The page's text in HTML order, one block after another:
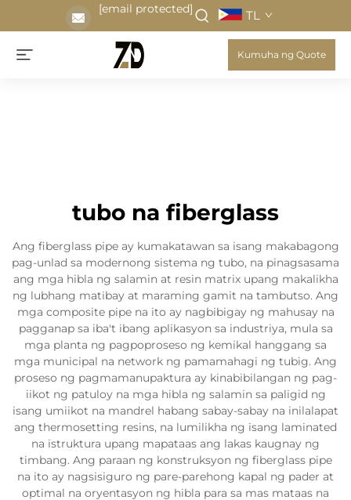
[email protected] TL
Kumuha ng Quote
tubo na fiberglass
Ang fiberglass pipe ay kumakatawan sa isang makabagong
pag-unlad sa modernong sistema ng tubo, na pinagsasama
ang mga hibla ng salamin at resin matrix upang makalikha
ng lubhang matibay at maraming gamit na tambutso. Ang
mga composite pipe na ito ay nagbibigay ng mahusay na
pagganap sa iba't ibang aplikasyon sa industriya, mula sa
mga planta ng pagpoproseso ng kemikal hanggang sa
mga municipal na network ng pamamahagi ng tubig. Ang
proseso ng pagmamanupaktura ay kinabibilangan ng pag-
iikot ng patuloy na mga hibla ng salamin sa paligid ng
isang umiikot na mandrel habang sabay-sabay na inilalapat
ang thermosetting resins, na lumilikha ng isang laminated
na istruktura upang mapataas ang lakas kaugnay ng
timbang. Ang paraan ng konstruksyon ng fiberglass pipe
na ito ay nagsisiguro ng pare-parehong kapal ng pader at
optimal na oryentasyon ng hibla para sa mas mataas na